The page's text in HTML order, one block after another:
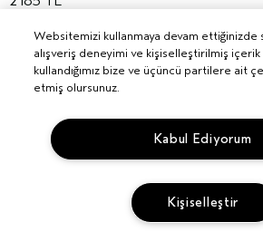
SEPETE EKLE
Websitemizi kullanmaya devam ettiğinizde
alışveriş deneyimi ve kişiselleştirilmiş içerik
kullandığımız bize ve üçüncü partilere ait
etmiş olursunuz.
Kabul Ediyorum
Kişiselleştir